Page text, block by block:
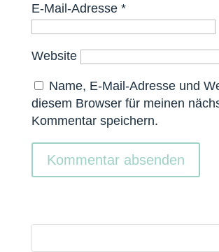
E-Mail-Adresse *
Website
Name, E-Mail-Adresse und
diesem Browser für meinen
Kommentar speichern.